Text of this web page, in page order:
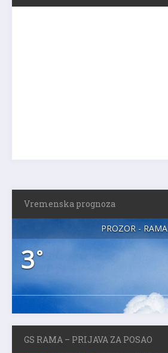
Vremenska prognoza
PROZOR - RAMA
3°
GS RAMA – PRIJAVA ZA POSAO